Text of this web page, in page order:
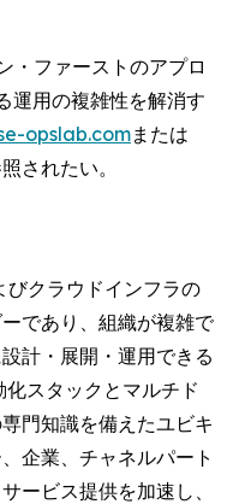
・ファーストのアプロ
運用の複雑性を解消す
opslab.comまたは
されたい。
クラウドインフラの
であり、組織が複雑で
計・展開・運用できる
スタックとマルチド
門知識を備えたユビキ
企業、チャネルパート
ービス提供を加速し、